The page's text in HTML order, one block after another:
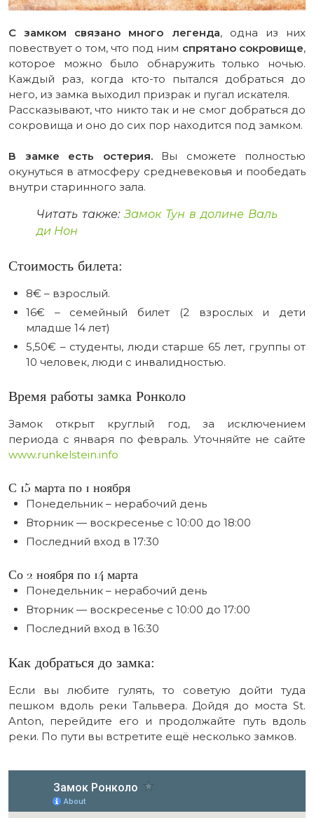
С замком связано много легенда, одна из них
повествует о том, что под ним спрятано сокровище,
которое можно было обнаружить только ночью.
Каждый раз, когда кто-то пытался добраться до
него, из замка выходил призрак и пугал искателя.
Рассказывают, что никто так и не смог добраться до
сокровища и оно до сих пор находится под замком.
В замке есть остерия. Вы сможете полностью
окунуться в атмосферу средневековья и пообедать
внутри старинного зала.
Читать также:Замок Тун в долине Валь
ди Нон
Стоимость билета:
8€ – взрослый.
16€ – семейный билет (2 взрослых и дети
младше 14 лет)
5,50€ – студенты, люди старше 65 лет, группы от
10 человек, люди с инвалидностью.
Время работы замка Ронколо
Замок открыт круглый год, за исключением
периода с января по февраль. Уточняйте не сайте
www.runkelstein.info
С 15 марта по 1 ноября
Понедельник – нерабочий день
Вторник — воскресенье с 10:00 до 18:00
Последний вход в 17:30
Со 2 ноября по 14 марта
Понедельник – нерабочий день
Вторник — воскресенье с 10:00 до 17:00
Последний вход в 16:30
Как добраться до замка:
Если вы любите гулять, то советую дойти туда
пешком вдоль реки Тальвера. Дойдя до моста St.
Anton, перейдите его и продолжайте путь вдоль
реки. По пути вы встретите ещё несколько замков.